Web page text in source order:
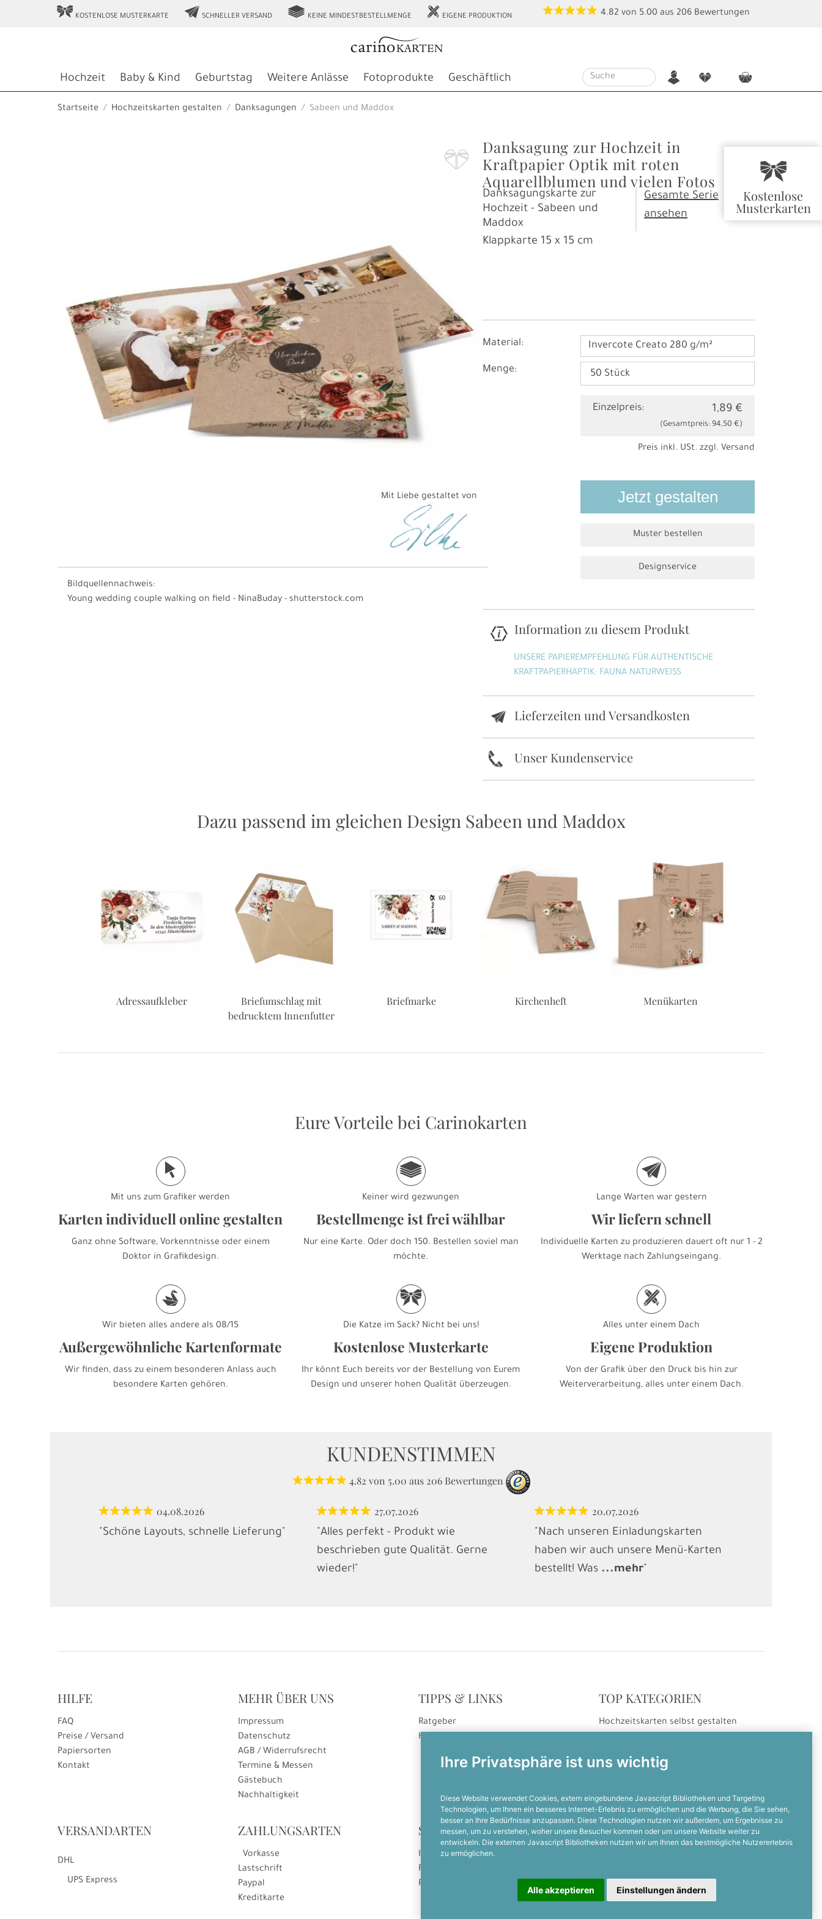
r
Kostenlose
Musterkarten
Ihre Privatsphäre ist uns wichtig
Diese Website verwendet Cookies, extern eingebundene Javascript Bibliotheken und Targeting
Technologien, um Ihnen ein besseres Internet-Erlebnis zu ermöglichen und die Werbung, die Sie sehen,
besser an Ihre Bedürfnisse anzupassen. Diese Technologien nutzen wir außerdem, um Ergebnisse zu
messen, um zu verstehen, woher unsere Besucher kommen oder um unsere Website weiter zu
entwickeln. Die externen Javascript Bibliotheken nutzen wir um Ihnen das bestmögliche Nutzererlebnis
zu ermöglichen.
Alle akzeptieren Einstellungen ändern
r KOSTENLOSE MUSTERKARTE e SCHNELLER VERSAND g KEINE MINDESTBESTELLMENGE h EIGENE PRODUKTION 4.82 von 5.00 aus 206 Bewertungen
Hochzeit Baby & Kind Geburtstag Weitere Anlässe Fotoprodukte Geschäftlich n f c
Startseite Hochzeitskarten gestalten Danksagungen Sabeen und Maddox
F
Mit Liebe gestaltet von
Bildquellennachweis:
Young wedding couple walking on field - NinaBuday - shutterstock.com
Danksagung zur Hochzeit in
Kraftpapier Optik mit roten
Aquarellblumen und vielen Fotos
Danksagungskarte zur
Hochzeit - Sabeen und
Maddox
Gesamte Serie
ansehen
Klappkarte 15 x 15 cm
Material: Invercote Creato 280 g/m²
Menge:
Einzelpreis: 1,89 €
(Gesamtpreis: 94,50 €)
Preis inkl. USt. zzgl. Versand
Jetzt gestalten
Muster bestellen
Designservice
Information zu diesem Produkt
UNSERE PAPIEREMPFEHLUNG FÜR AUTHENTISCHE
KRAFTPAPIERHAPTIK: FAUNA NATURWEISS
e Lieferzeiten und Versandkosten
k Unser Kundenservice
Dazu passend im gleichen Design Sabeen und Maddox
Adressaufkleber
Briefumschlag mit
bedrucktem Innenfutter
Briefmarke Kirchenheft Menükarten
Eure Vorteile bei Carinokarten
j
Mit uns zum Grafiker werden
Karten individuell online gestalten
Ganz ohne Software, Vorkenntnisse oder einem
Doktor in Grafikdesign.
g
Keiner wird gezwungen
Bestellmenge ist frei wählbar
Nur eine Karte. Oder doch 150. Bestellen soviel man
möchte.
e
Lange Warten war gestern
Wir liefern schnell
Individuelle Karten zu produzieren dauert oft nur 1 - 2
Werktage nach Zahlungseingang.
s
Wir bieten alles andere als 08/15
Außergewöhnliche Kartenformate
Wir finden, dass zu einem besonderen Anlass auch
besondere Karten gehören.
r
Die Katze im Sack? Nicht bei uns!
Kostenlose Musterkarte
Ihr könnt Euch bereits vor der Bestellung von Eurem
Design und unserer hohen Qualität überzeugen.
h
Alles unter einem Dach
Eigene Produktion
Von der Grafik über den Druck bis hin zur
Weiterverarbeitung, alles unter einem Dach.
KUNDENSTIMMEN
4.82 von 5.00 aus 206 Bewertungen
04.08.2026
"Schöne Layouts, schnelle Lieferung"
27.07.2026
"Alles perfekt - Produkt wie
beschrieben gute Qualität. Gerne
wieder!"
20.07.2026
"Nach unseren Einladungskarten
haben wir auch unsere Menü-Karten
bestellt! Was ...mehr
HILFE
FAQ
Preise / Versand
Papiersorten
Kontakt
MEHR ÜBER UNS
Impressum
Datenschutz
AGB / Widerrufsrecht
Termine & Messen
Gästebuch
Nachhaltigkeit
TIPPS & LINKS
Ratgeber
Hinweise zur Gutscheineinlösung
TOP KATEGORIEN
Hochzeitskarten selbst gestalten
Einladungskarten selbst gestalten
NOCH FRAGEN?
VERSANDARTEN
DHL
UPS Express
ZAHLUNGSARTEN
Vorkasse
Lastschrift
Paypal
Kreditkarte
SOCIAL MEDIA
Instagram
Facebook
Pinterest